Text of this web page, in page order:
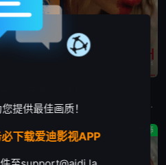
电影《惊变28年2：白骨圣殿》讲述了：末日丧钟再度敲响，带领观众直视人性毁灭的炼狱，感染者的威胁和幸存人类的邪恶。 本片讲述了一个与世隔绝的奇怪家庭。家庭成员由一对父母和大儿子、两个女儿组成，一家五口终日生活在一座隐秘的大宅子里。三个孩子自小被父亲隔离于此，他们不能接触除父母外的人，对高墙之外的世界几乎一无所知
科幻 恐怖
提供最佳画质！
下载爱迪影视APP